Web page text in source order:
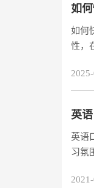
如
如何
性，
英
英语
习氛
语怎